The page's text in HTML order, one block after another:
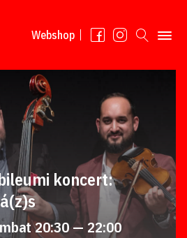
Webshop
koncert:
20:30 — 22:00